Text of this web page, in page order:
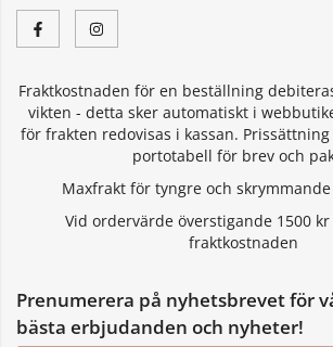
Fraktkostnaden för en beställning
vikten - detta sker automatiskt i
för frakten redovisas i kassan.
portotabell för brev och
Maxfrakt för tyngre och
Vid ordervärde överstigande 1500
fraktkostnaden
Prenumerera på nyhetsbrevet för
bästa erbjudanden och nyheter!